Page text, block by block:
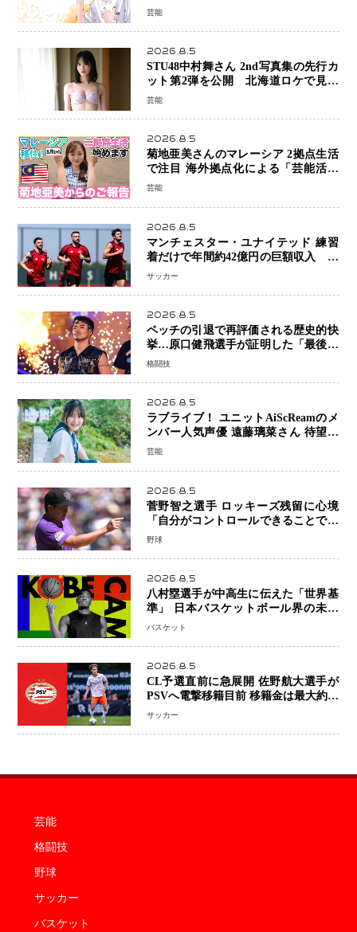
クスと「美少女歌祭2026」開催決定
芸能
2026.8.5
STU48中村舞さん 2nd写真集の先行カ
ット第2弾を公開 北海道ロケで見せ
た“大人の魅力”と新たな挑戦
芸能
2026.8.5
菊地亜美さんのマレーシア 2拠点生活
で注目 海外拠点化による「芸能活動
と税務」の関係とは
芸能
2026.8.5
マンチェスター・ユナイテッド 練習
着だけで年間約42億円の巨額収入 世
界最高額級スポンサー契約が示すサッ
サッカー
2026.8.5
ペッチの引退で再評価される歴史的快
挙…原口健飛選手が証明した「最後に
勝ち切る力」
格闘技
2026.8.5
ラブライブ！ ユニットAiScReamのメ
ンバー人気声優 遠藤璃菜さん 待望の
1st写真集が10月6日発売決定！ 沖縄ロ
情まで収録
芸能
2026.8.5
菅野智之選手 ロッキーズ残留に心境
「自分がコントロールできることでは
ない」 トレード報道にも冷静な姿勢
野球
2026.8.5
八村塁選手が中高生に伝えた「世界基
準」 日本バスケットボール界の未来
を変える“練習の質”という哲学
バスケット
2026.8.5
CL予選直前に急展開 佐野航大選手が
PSVへ電撃移籍目前 移籍金は最大約31
億円 5年契約締結へ
サッカー
芸能
格闘技
野球
サッカー
バスケット